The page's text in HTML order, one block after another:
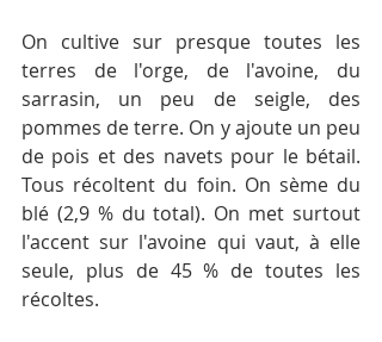
On cultive sur presque toutes les
terres de l'orge, de l'avoine, du
sarrasin, un peu de seigle, des
pommes de terre. On y ajoute un peu
de pois et des navets pour le bétail.
Tous récoltent du foin. On sème du
blé (2,9 % du total). On met surtout
l'accent sur l'avoine qui vaut, à elle
seule, plus de 45 % de toutes les
récoltes.